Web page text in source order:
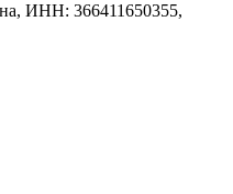
ИНН: 366411650355,